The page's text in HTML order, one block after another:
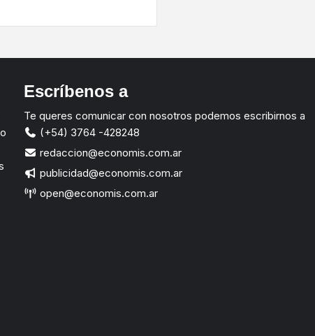
Escríbenos a
Te queres comunicar con nosotros podemos escribirnos a
(+54) 3764 -428248
redaccion@economis.com.ar
publicidad@economis.com.ar
open@economis.com.ar